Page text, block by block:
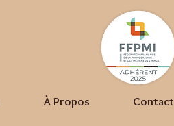
À Propos Contact